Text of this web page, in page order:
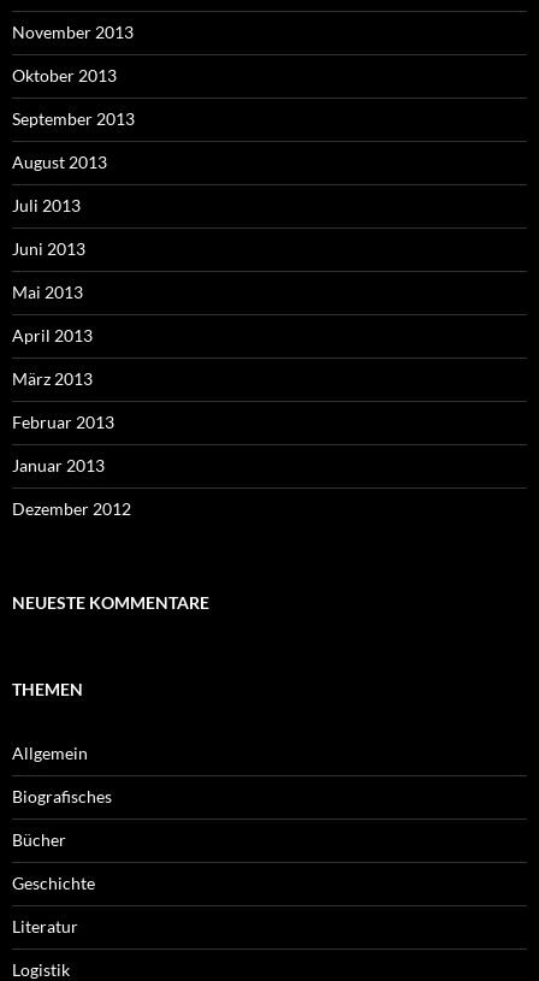
November 2013
Oktober 2013
September 2013
August 2013
Juli 2013
Juni 2013
Mai 2013
April 2013
März 2013
Februar 2013
Januar 2013
Dezember 2012
NEUESTE KOMMENTARE
THEMEN
Allgemein
Biografisches
Bücher
Geschichte
Literatur
Logistik